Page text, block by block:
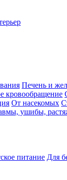
Печень и
кровообращение
От насекомых
ушибы,
питание Для